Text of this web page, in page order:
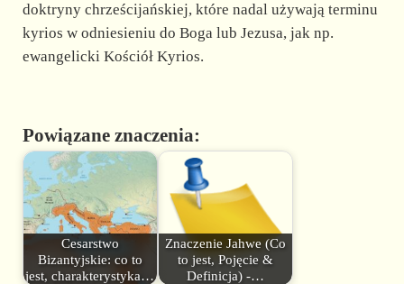
doktryny chrześcijańskiej, które nadal używają terminu
kyrios w odniesieniu do Boga lub Jezusa, jak np.
ewangelicki Kościół Kyrios.
Powiązane znaczenia:
Cesarstwo
Bizantyjskie: co to
jest, charakterystyka…
Znaczenie Jahwe (Co
to jest, Pojęcie &
Definicja) -…